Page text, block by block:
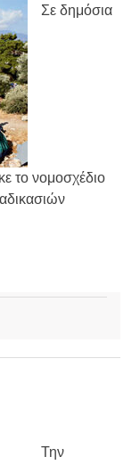
Σε δημόσια
το νομοσχέδιο
Την